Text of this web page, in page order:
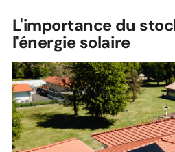
L'importance du
l'énergie solaire